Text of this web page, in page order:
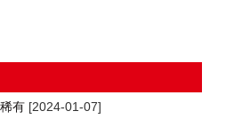
有 [2024-01-07]